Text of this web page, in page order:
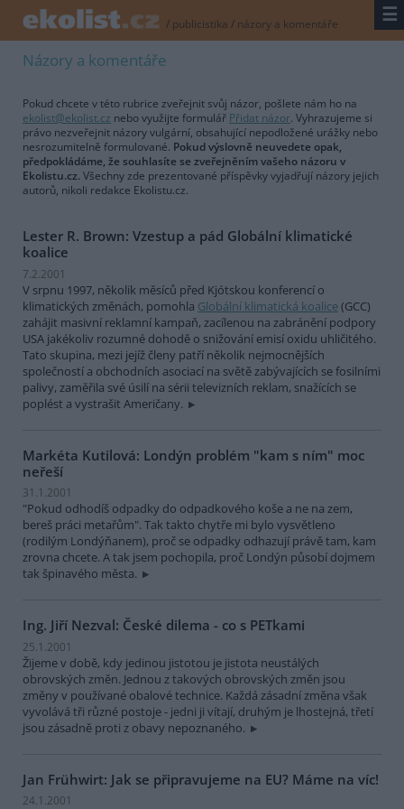
/ publicistika / názory a komentáře ☰
Názory a komentáře
Pokud chcete v této rubrice zveřejnit svůj názor, pošlete nám ho na
ekolist@ekolist.cz nebo využijte formulář Přidat názor. Vyhrazujeme si
právo nezveřejnit názory vulgární, obsahující nepodložené urážky nebo
nesrozumitelně formulované. Pokud výslovně neuvedete opak,
předpokládáme, že souhlasíte se zveřejněním vašeho názoru v
Ekolistu.cz. Všechny zde prezentované příspěvky vyjadřují názory jejich
autorů, nikoli redakce Ekolistu.cz.
Lester R. Brown: Vzestup a pád Globální klimatické
koalice
7.2.2001
V srpnu 1997, několik měsíců před Kjótskou konferencí o
klimatických změnách, pomohla Globální klimatická koalice(GCC)
zahájit masivní reklamní kampaň, zacílenou na zabránění podpory
USA jakékoliv rozumné dohodě o snižování emisí oxidu uhličitého.
Tato skupina, mezi jejíž členy patří několik nejmocnějších
společností a obchodních asociací na světě zabývajících se fosilními
palivy, zaměřila své úsilí na sérii televizních reklam, snažících se
poplést a vystrašit Američany.
Markéta Kutilová: Londýn problém "kam s ním" moc
neřeší
31.1.2001
"Pokud odhodíš odpadky do odpadkového koše a ne na zem,
bereš práci metařům". Tak takto chytře mi bylo vysvětleno
(rodilým Londýňanem), proč se odpadky odhazují právě tam, kam
zrovna chcete. A tak jsem pochopila, proč Londýn působí dojmem
tak špinavého města.
Ing. Jiří Nezval: České dilema - co s PETkami
25.1.2001
Žijeme v době, kdy jedinou jistotou je jistota neustálých
obrovských změn. Jednou z takových obrovských změn jsou
změny v používané obalové technice. Každá zásadní změna však
vyvolává tři různé postoje - jedni ji vítají, druhým je lhostejná, třetí
jsou zásadně proti z obavy nepoznaného.
Jan Frühwirt: Jak se připravujeme na EU? Máme na víc!
24.1.2001